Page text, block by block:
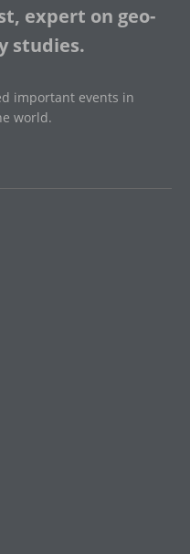
expert on geo-
studies.
important events in
world.